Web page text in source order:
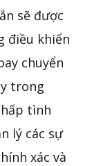
sẽ được
điều khiển
chuyển
trong
tình
lý các sự
xác và